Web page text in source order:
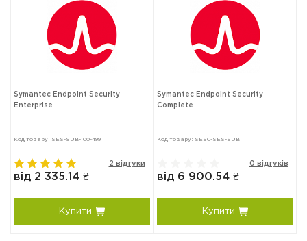
Symantec Endpoint Security
Enterprise
Код товару: SES-SUB-100-499
2 відгуки
від 2 335.14 ₴
Купити
Symantec Endpoint Security
Complete
Код товару: SESC-SES-SUB
0 відгуків
від 6 900.54 ₴
Купити